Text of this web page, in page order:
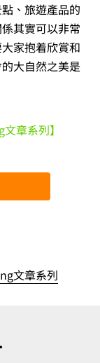
、旅遊產品的
其實可以非常
家抱着欣賞和
大自然之美是
章系列】
文章系列